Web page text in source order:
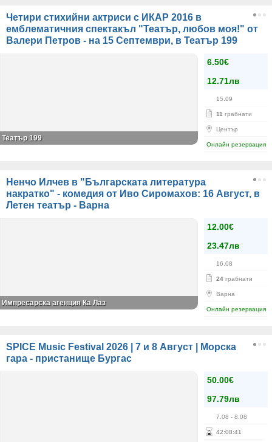
Четири стихийни актриси с ИКАР 2016 в
емблематичния спектакъл "Театър, любов моя!" от
Валери Петров - на 15 Септември, в Театър 199
6.50€
12.71лв
15.09
11 грабнати
Център
Онлайн резервация
Театър 199
Ненчо Илчев в "Българската литература
накратко" - комедия от Иво Сиромахов: 16 Август, в
Летен театър - Варна
12.00€
23.47лв
16.08
24 грабнати
Варна
Онлайн резервация
Импресарска агенция Ка Лаз
SPICE Music Festival 2026 | 7 и 8 Август | Морска
гара - пристанище Бургас
50.00€
97.79лв
7.08 - 8.08
42:08:41